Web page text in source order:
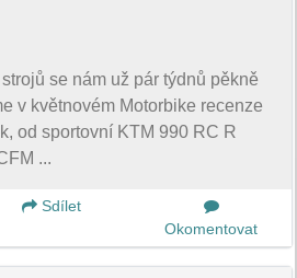
se nám už pár týdnů pěkně
v květnovém Motorbike recenze
od sportovní KTM 990 RC R
...
Sdílet
Okomentovat